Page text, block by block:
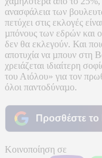
ανασφάλεια των
πετύχει στις εκλογές
µπόνους των εδρών και
δεν θα εκλεγούν. Και
αποτυχία να µπουν στη
χρειάζεται ιδιαίτερη
του Αιόλου» για τον
όλοι παντοδύναµο.
Προσθέστε
Κοινοποίηση σε